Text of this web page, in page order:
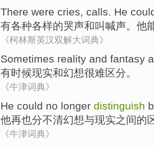
There were cries, calls. He
有各种各样的哭声和叫喊声。 他
《柯林斯英汉双解大词典》
Sometimes reality and fantasy
有时候现实和幻想很难区分。
《牛津词典》
He could no longer distinguish
他再也分不清幻想与现实之间的
《牛津词典》